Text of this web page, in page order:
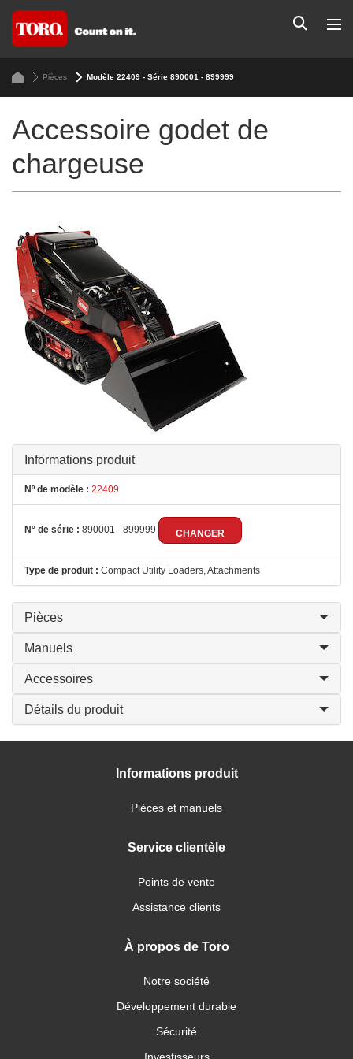
Pièces Modèle 22409 - Série 890001 - 899999
Accessoire godet de
chargeuse
Informations produit
Nº de modèle : 22409
N° de série : 890001 - 899999 CHANGER
Type de produit : Compact Utility Loaders, Attachments
Pièces
Manuels
Accessoires
Détails du produit
Informations produit
Pièces et manuels
Service clientèle
Points de vente
Assistance clients
À propos de Toro
Notre société
Développement durable
Sécurité